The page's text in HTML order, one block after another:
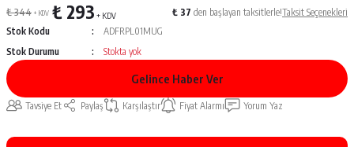
₺ 344 + KDV ₺ 293 + KDV ₺ 37 den başlayan taksitlerle!Taksit Seçenekleri
Stok Kodu
ADFRPL01MUG
Stok Durumu
Stokta yok
Gelince Haber Ver
Tavsiye Et Paylaş Karşılaştır Fiyat Alarmı Yorum Yaz